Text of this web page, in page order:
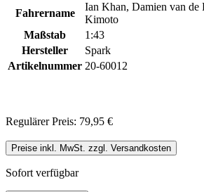
Fahrername
Ian Khan, Damien van de
Kimoto
Maßstab
1:43
Hersteller
Spark
Artikelnummer 20-60012
Regulärer Preis: 79,95 €
Preise inkl. MwSt. zzgl. Versandkosten
Sofort verfügbar